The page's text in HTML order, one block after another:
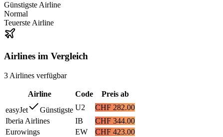
Günstigste Airline
Normal
Teuerste Airline
Airlines im Vergleich
3 Airlines verfügbar
Airline Code
Preis ab
easyJet
Günstigste U2
CHF 282.00
Iberia Airlines
IB
CHF 344.00
Eurowings
EW
CHF 423.00